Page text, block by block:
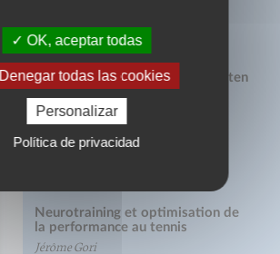
recettes pour intolérants au gluten
Neurotraining et optimisation de
la performance au tennis
Jérôme Gori
OK, aceptar todas
Denegar todas las cookies
Personalizar
Política de privacidad